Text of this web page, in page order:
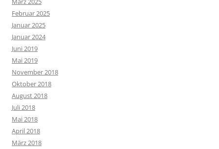
Februar 2025
Januar 2025
Januar 2024
Juni 2019
Mai 2019
November 2018
Oktober 2018
August 2018
Juli 2018
Mai 2018
April 2018
März 2018